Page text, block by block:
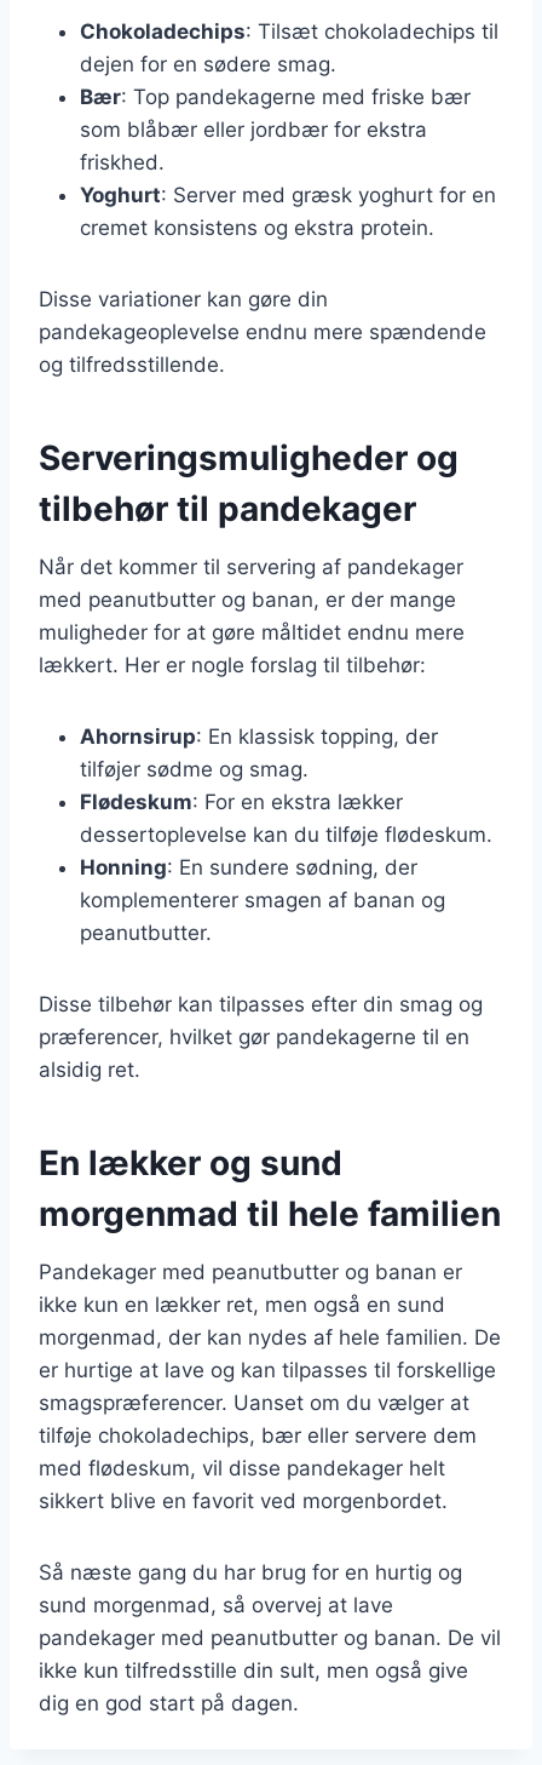
Chokoladechips: Tilsæt chokoladechips til
dejen for en sødere smag.
Bær: Top pandekagerne med friske bær
som blåbær eller jordbær for ekstra
friskhed.
Yoghurt: Server med græsk yoghurt for en
cremet konsistens og ekstra protein.
Disse variationer kan gøre din
pandekageoplevelse endnu mere spændende
og tilfredsstillende.
Serveringsmuligheder og
tilbehør til pandekager
Når det kommer til servering af pandekager
med peanutbutter og banan, er der mange
muligheder for at gøre måltidet endnu mere
lækkert. Her er nogle forslag til tilbehør:
Ahornsirup: En klassisk topping, der
tilføjer sødme og smag.
Flødeskum: For en ekstra lækker
dessertoplevelse kan du tilføje flødeskum.
Honning: En sundere sødning, der
komplementerer smagen af banan og
peanutbutter.
Disse tilbehør kan tilpasses efter din smag og
præferencer, hvilket gør pandekagerne til en
alsidig ret.
En lækker og sund
morgenmad til hele familien
Pandekager med peanutbutter og banan er
ikke kun en lækker ret, men også en sund
morgenmad, der kan nydes af hele familien. De
er hurtige at lave og kan tilpasses til forskellige
smagspræferencer. Uanset om du vælger at
tilføje chokoladechips, bær eller servere dem
med flødeskum, vil disse pandekager helt
sikkert blive en favorit ved morgenbordet.
Så næste gang du har brug for en hurtig og
sund morgenmad, så overvej at lave
pandekager med peanutbutter og banan. De vil
ikke kun tilfredsstille din sult, men også give
dig en god start på dagen.